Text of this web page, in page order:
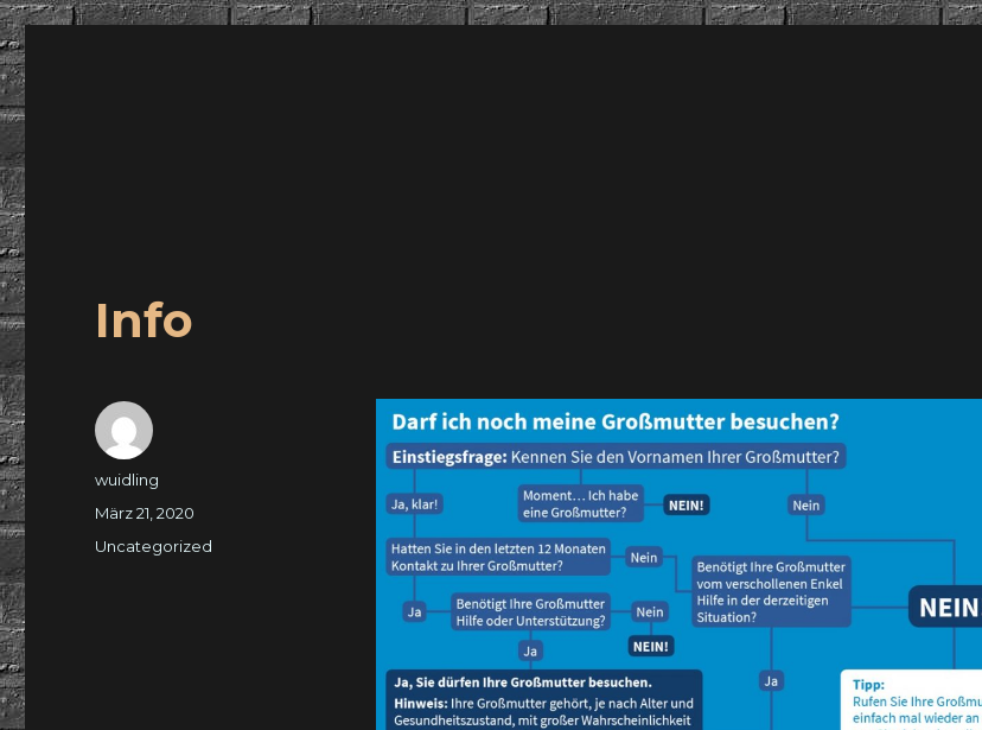
Info
Autor
wuidling
Veröffentlicht
März 21, 2020
Kategorien
Uncategorized